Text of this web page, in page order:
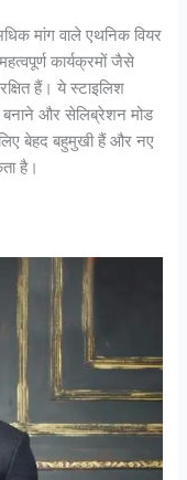
मांग वाले एथनिक वियर
कार्यक्रमों जैसे
हैं। ये स्टाइलिश
और सेलिब्रेशन मोड
बेहद बहुमुखी हैं और नए
है।